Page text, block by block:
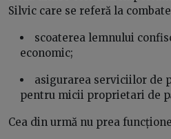
Silvic care se referă la
scoaterea lemnului
economic;
asigurarea serviciilor de
pentru micii proprietari de
Cea din urmă nu prea